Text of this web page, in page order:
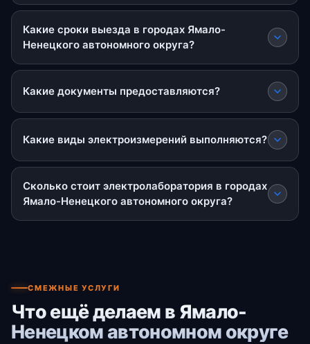
Какие сроки выезда в городах Ямало-
Ненецкого автономного округа?
Какие документы предоставляются?
Какие виды электроизмерений выполняются?
Сколько стоит электролаборатория в городах
Ямало-Ненецкого автономного округа?
СМЕЖНЫЕ УСЛУГИ
Что ещё делаем в Ямало-
Ненецком автономном округе